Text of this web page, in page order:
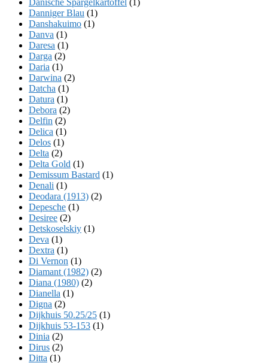
Danniger Blau (1)
Danshakuimo (1)
Danva (1)
Daresa (1)
Darga (2)
Daria (1)
Darwina (2)
Datcha (1)
Datura (1)
Debora (2)
Delfin (2)
Delica (1)
Delos (1)
Delta (2)
Delta Gold (1)
Demissum Bastard (1)
Denali (1)
Deodara (1913) (2)
Depesche (1)
Desiree (2)
Detskoselskiy (1)
Deva (1)
Dextra (1)
Di Vernon (1)
Diamant (1982) (2)
Diana (1980) (2)
Dianella (1)
Digna (2)
Dijkhuis 50.25/25 (1)
Dijkhuis 53-153 (1)
Dinia (2)
Dirus (2)
Ditta (1)